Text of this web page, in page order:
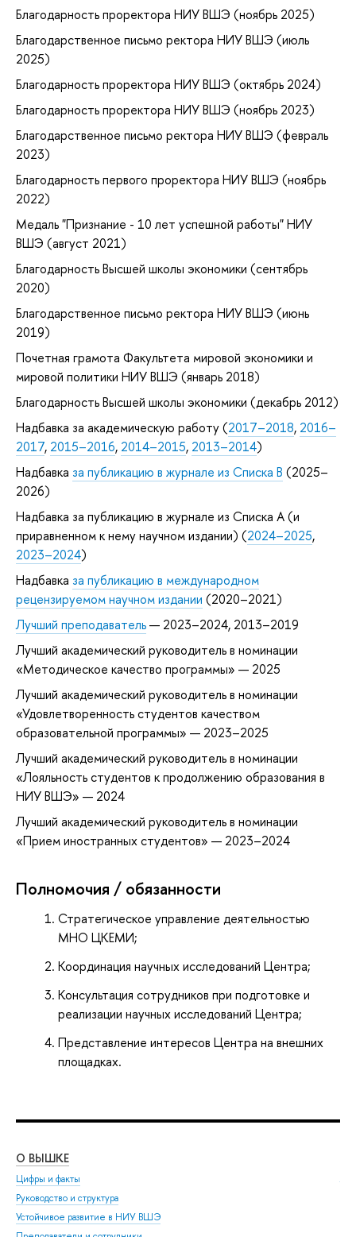
Благодарность проректора НИУ ВШЭ (ноябрь 2025)
Благодарственное письмо ректора НИУ ВШЭ (июль
2025)
Благодарность проректора НИУ ВШЭ (октябрь 2024)
Благодарность проректора НИУ ВШЭ (ноябрь 2023)
Благодарственное письмо ректора НИУ ВШЭ (февраль
2023)
Благодарность первого проректора НИУ ВШЭ (ноябрь
2022)
Медаль "Признание - 10 лет успешной работы" НИУ
ВШЭ (август 2021)
Благодарность Высшей школы экономики (сентябрь
2020)
Благодарственное письмо ректора НИУ ВШЭ (июнь
2019)
Почетная грамота Факультета мировой экономики и
мировой политики НИУ ВШЭ (январь 2018)
Благодарность Высшей школы экономики (декабрь 2012)
Надбавка за академическую работу (2017–2018, 2016–
2017, 2015–2016, 2014–2015, 2013–2014)
Надбавка за публикацию в журнале из Списка B (2025–
2026)
Надбавка за публикацию в журнале из Списка А (и
приравненном к нему научном издании) (2024–2025,
2023–2024)
Надбавка за публикацию в международном
рецензируемом научном издании (2020–2021)
Лучший преподаватель— 2023–2024, 2013–2019
Лучший академический руководитель в номинации
«Методическое качество программы» — 2025
Лучший академический руководитель в номинации
«Удовлетворенность студентов качеством
образовательной программы» — 2023–2025
Лучший академический руководитель в номинации
«Лояльность студентов к продолжению образования в
НИУ ВШЭ» — 2024
Лучший академический руководитель в номинации
«Прием иностранных студентов» — 2023–2024
Полномочия / обязанности
Стратегическое управление деятельностью
МНО ЦКЕМИ;
Координация научных исследований Центра;
Консультация сотрудников при подготовке и
реализации научных исследований Центра;
Представление интересов Центра на внешних
площадках.
О ВЫШКЕ
Цифры и факты
Руководство и структура
Устойчивое развитие в НИУ ВШЭ